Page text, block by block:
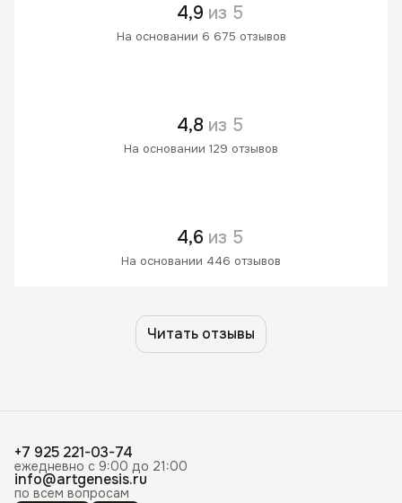
4,9 из 5
На основании 6 675 отзывов
4,8 из 5
На основании 129 отзывов
4,6 из 5
На основании 446 отзывов
Читать отзывы
+7 925 221-03-74
ежедневно с 9:00 до 21:00
info@artgenesis.ru
по всем вопросам